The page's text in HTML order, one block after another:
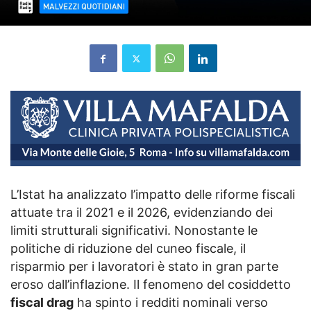
L’Istat ha analizzato l’impatto delle riforme fiscali
attuate tra il 2021 e il 2026, evidenziando dei
limiti strutturali significativi. Nonostante le
politiche di riduzione del cuneo fiscale, il
risparmio per i lavoratori è stato in gran parte
eroso dall’inflazione. Il fenomeno del cosiddetto
fiscal drag ha spinto i redditi nominali verso